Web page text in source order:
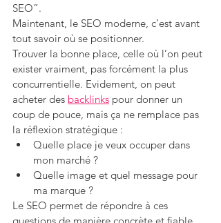
SEO”.
Maintenant, le SEO moderne, c’est avant
tout savoir où se positionner.
Trouver la bonne place, celle où l’on peut
exister vraiment, pas forcément la plus
concurrentielle. Evidement, on peut
acheter des backlinks pour donner un
coup de pouce, mais ça ne remplace pas
la réflexion stratégique :
Quelle place je veux occuper dans
mon marché ?
Quelle image et quel message pour
ma marque ?
Le SEO permet de répondre à ces
questions de manière concrète et fiable,